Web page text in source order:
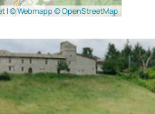
| © Webmapp © OpenStreetMap